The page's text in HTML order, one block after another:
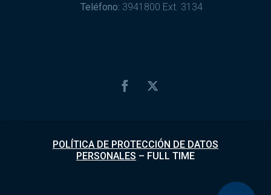
Teléfono: 3941800 Ext. 3134
POLÍTICA DE PROTECCIÓN DE DATOS
PERSONALES – FULL TIME